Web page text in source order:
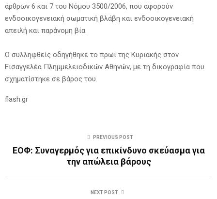
άρθρων 6 και 7 του Νόμου 3500/2006, που αφορούν
ενδοοικογενειακή σωματική βλάβη και ενδοοικογενειακή
απειλή και παράνομη βία.
Ο συλληφθείς οδηγήθηκε το πρωί της Κυριακής στον
Εισαγγελέα Πλημμελειοδικών Αθηνών, με τη δικογραφία που
σχηματίστηκε σε βάρος του.
flash.gr
PREVIOUS POST
ΕΟΦ: Συναγερμός για επικίνδυνο σκεύασμα για
την απώλεια βάρους
NEXT POST